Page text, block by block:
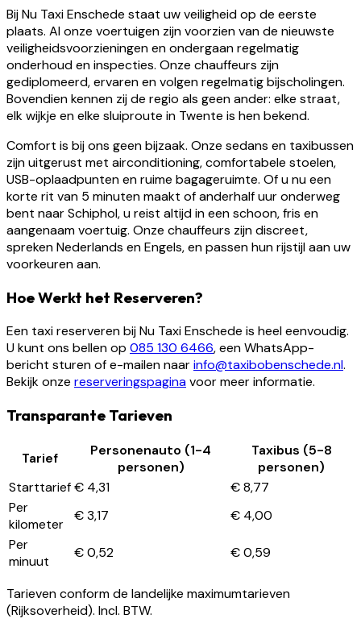
Bij Nu Taxi Enschede staat uw veiligheid op de eerste
plaats. Al onze voertuigen zijn voorzien van de nieuwste
veiligheidsvoorzieningen en ondergaan regelmatig
onderhoud en inspecties. Onze chauffeurs zijn
gediplomeerd, ervaren en volgen regelmatig bijscholingen.
Bovendien kennen zij de regio als geen ander: elke straat,
elk wijkje en elke sluiproute in Twente is hen bekend.
Comfort is bij ons geen bijzaak. Onze sedans en taxibussen
zijn uitgerust met airconditioning, comfortabele stoelen,
USB-oplaadpunten en ruime bagageruimte. Of u nu een
korte rit van 5 minuten maakt of anderhalf uur onderweg
bent naar Schiphol, u reist altijd in een schoon, fris en
aangenaam voertuig. Onze chauffeurs zijn discreet,
spreken Nederlands en Engels, en passen hun rijstijl aan uw
voorkeuren aan.
Hoe Werkt het Reserveren?
Een taxi reserveren bij Nu Taxi Enschede is heel eenvoudig.
U kunt ons bellen op 085 130 6466, een WhatsApp-
bericht sturen of e-mailen naarinfo@taxibobenschede.nl.
Bekijk onze reserveringspaginavoor meer informatie.
Transparante Tarieven
Tarief
Personenauto (1-4
personen)
Taxibus (5-8
personen)
Starttarief€ 4,31
€ 8,77
Per
kilometer
€ 3,17
€ 4,00
Per
minuut
€ 0,52 € 0,59
Tarieven conform de landelijke maximumtarieven
(Rijksoverheid). Incl. BTW.